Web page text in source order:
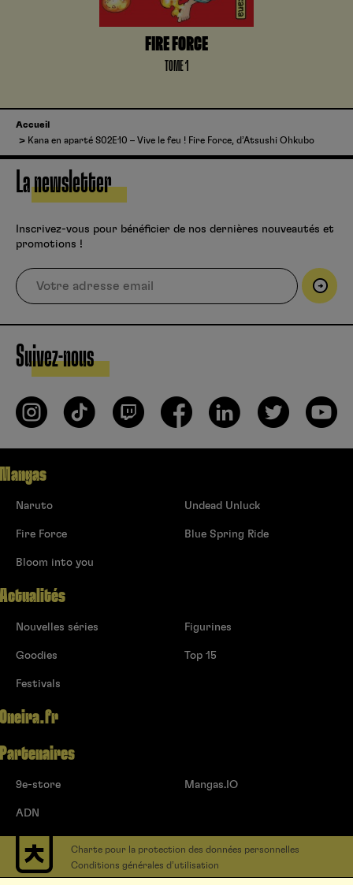
FIRE FORCE
TOME 1
Accueil
Kana en aparté S02E10 – Vive le feu ! Fire Force, d’Atsushi Ohkubo
La newsletter
Inscrivez-vous pour bénéficier de nos dernières nouveautés et
promotions !
Suivez-nous
Mangas
Naruto
Fire Force
Bloom into you
Undead Unluck
Blue Spring Ride
Actualités
Nouvelles séries
Goodies
Festivals
Figurines
Top 15
Oneira.fr
Partenaires
9e-store
ADN
Mangas.IO
Charte pour la protection des données personnelles
Conditions générales d’utilisation
Contact